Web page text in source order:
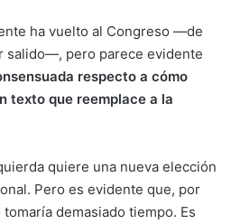
ha vuelto al Congreso —de
salido—, pero parece evidente
respecto a cómo
texto que reemplace a la
quiere una nueva elección
Pero es evidente que, por
demasiado tiempo. Es